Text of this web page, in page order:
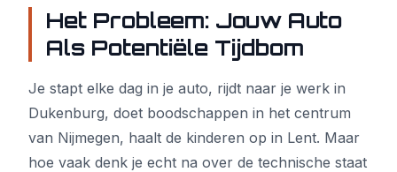
Het Probleem: Jouw Auto
Als Potentiële Tijdbom
Je stapt elke dag in je auto, rijdt naar je werk in
Dukenburg, doet boodschappen in het centrum
van Nijmegen, haalt de kinderen op in Lent. Maar
hoe vaak denk je echt na over de technische staat